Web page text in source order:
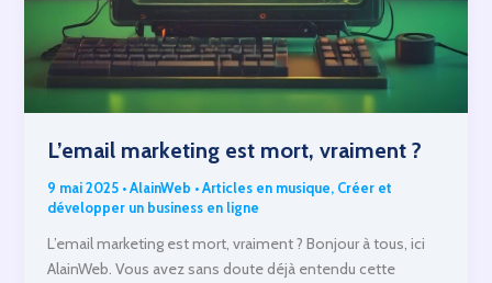
L’email marketing est mort, vraiment ?
9 mai 2025 •AlainWeb •Articles en musique, Créer et
développer un business en ligne
L’email marketing est mort, vraiment ? Bonjour à tous, ici
AlainWeb. Vous avez sans doute déjà entendu cette